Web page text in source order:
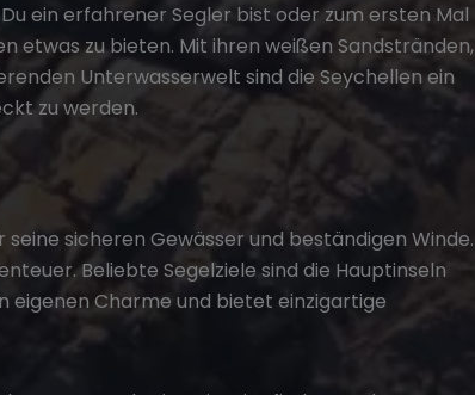
ein erfahrener Segler bist oder zum ersten Mal
etwas zu bieten. Mit ihren weißen Sandstränden,
Unterwasserwelt sind die Seychellen ein
zu werden.
sicheren Gewässer und beständigen Winde.
Beliebte Segelziele sind die Hauptinseln
eigenen Charme und bietet einzigartige